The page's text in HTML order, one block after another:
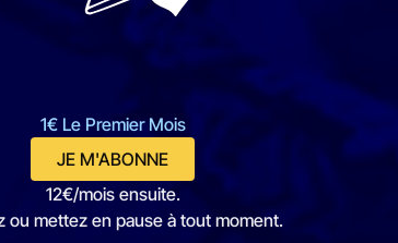
1€ Le Premier Mois
JE M'ABONNE
12€/mois ensuite.
ou mettez en pause à tout moment.